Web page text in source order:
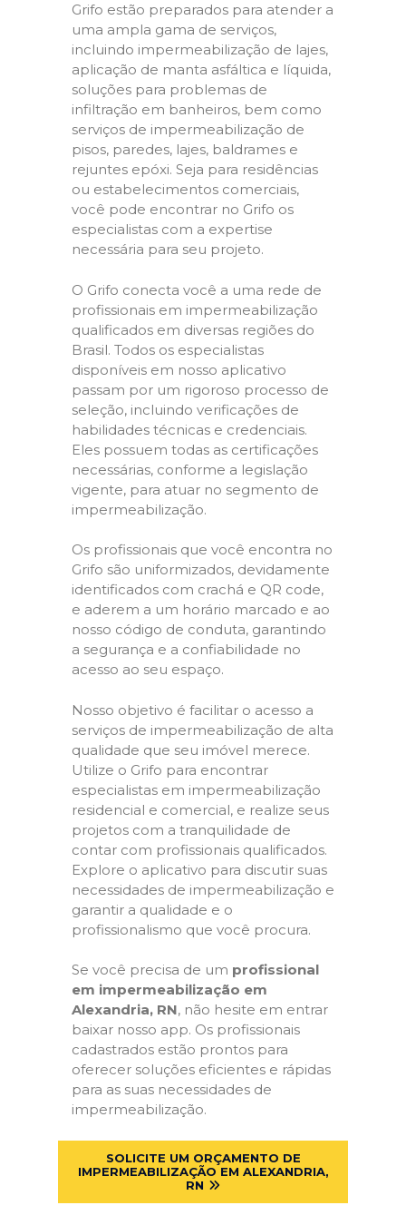
Grifo estão preparados para atender a
uma ampla gama de serviços,
incluindo impermeabilização de lajes,
aplicação de manta asfáltica e líquida,
soluções para problemas de
infiltração em banheiros, bem como
serviços de impermeabilização de
pisos, paredes, lajes, baldrames e
rejuntes epóxi. Seja para residências
ou estabelecimentos comerciais,
você pode encontrar no Grifo os
especialistas com a expertise
necessária para seu projeto.
O Grifo conecta você a uma rede de
profissionais em impermeabilização
qualificados em diversas regiões do
Brasil. Todos os especialistas
disponíveis em nosso aplicativo
passam por um rigoroso processo de
seleção, incluindo verificações de
habilidades técnicas e credenciais.
Eles possuem todas as certificações
necessárias, conforme a legislação
vigente, para atuar no segmento de
impermeabilização.
Os profissionais que você encontra no
Grifo são uniformizados, devidamente
identificados com crachá e QR code,
e aderem a um horário marcado e ao
nosso código de conduta, garantindo
a segurança e a confiabilidade no
acesso ao seu espaço.
Nosso objetivo é facilitar o acesso a
serviços de impermeabilização de alta
qualidade que seu imóvel merece.
Utilize o Grifo para encontrar
especialistas em impermeabilização
residencial e comercial, e realize seus
projetos com a tranquilidade de
contar com profissionais qualificados.
Explore o aplicativo para discutir suas
necessidades de impermeabilização e
garantir a qualidade e o
profissionalismo que você procura.
Se você precisa de um profissional
em impermeabilização em
Alexandria, RN, não hesite em entrar
baixar nosso app. Os profissionais
cadastrados estão prontos para
oferecer soluções eficientes e rápidas
para as suas necessidades de
impermeabilização.
SOLICITE UM ORÇAMENTO DE
IMPERMEABILIZAÇÃO EM ALEXANDRIA,
RN